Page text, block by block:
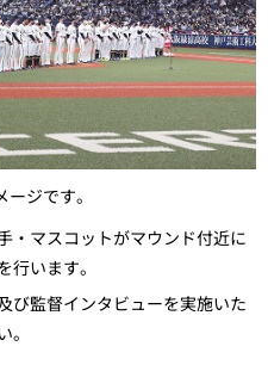
ジです。
・マスコットがマウンド付近に
います。
び監督インタビューを実施いた